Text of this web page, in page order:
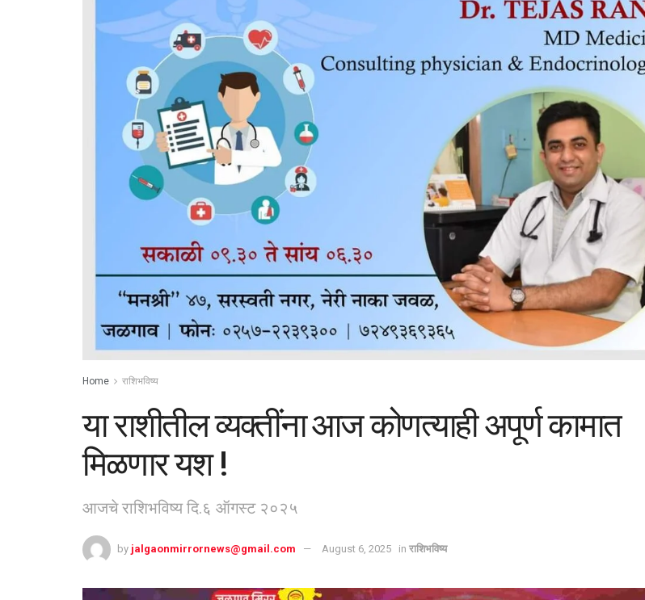
Home राशिभविष्य
या राशीतील व्यक्तींना आज कोणत्याही अपूर्ण कामात
मिळणार यश !
आजचे राशिभविष्य दि.६ ऑगस्ट २०२५
by jalgaonmirrornews@gmail.com August 6, 2025 in राशिभविष्य